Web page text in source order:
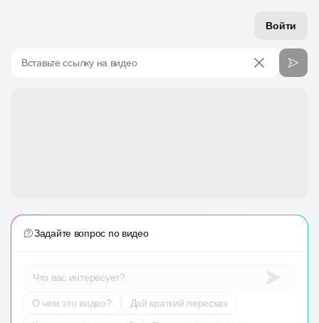
Войти
Вставьте ссылку на видео
Задайте вопрос по видео
Что вас интересует?
О чем это видео?
Дай краткий пересказ